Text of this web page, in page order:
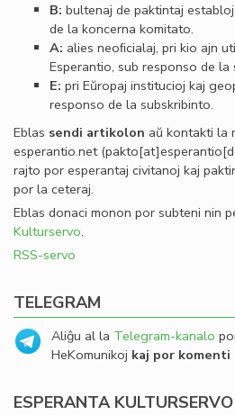
B: bultenaj de paktintaj
de la koncerna komitato.
A: alies neoﬁcialaj, pri kio ajn
Esperantio, sub responso de la
E: pri Eŭropaj institucioj kaj
responso de la subskribinto.
Eblas sendi artikolon aŭ kontakti la
esperantio.net
rajto por esperantaj civitanoj kaj
por la ceteraj.
Eblas donaci monon por subteni nin
Kulturservo.
RSS-servo
TELEGRAM
Aliĝu al la Telegram-kanalo
HeKomunikoj kaj por komenti
ESPERANTA KULTURSERVO